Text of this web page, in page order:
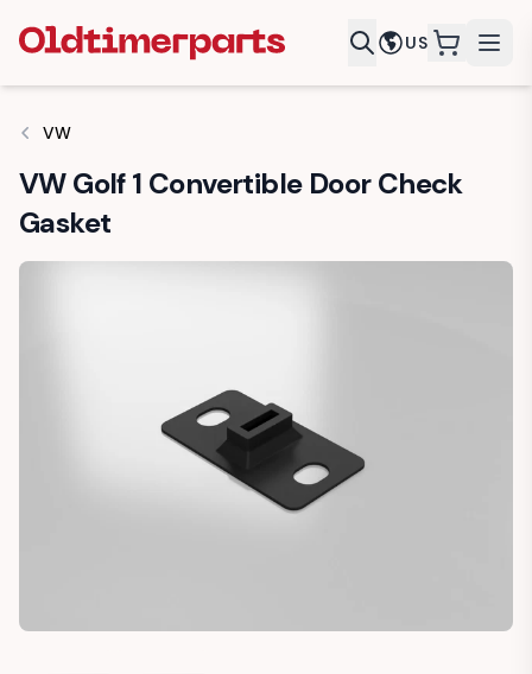
US
VW
VW Golf 1 Convertible Door Check
Gasket